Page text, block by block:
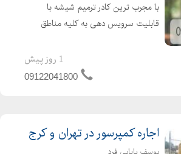
با مجرب ترین کادر ترمیم شیشه با
قابلیت سرویس دهی به کلیه مناطق
سرویس دهی خواهد شد و اولویت این
مرکز انجام کار با کیفیت مناسب جهت
1 روز پیش
09122041800
اجاره کمپرسور در تهران و کرج